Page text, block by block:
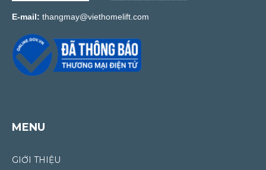
E-mail: thangmay@viethomelift.com
MENU
GIỚI THIỆU